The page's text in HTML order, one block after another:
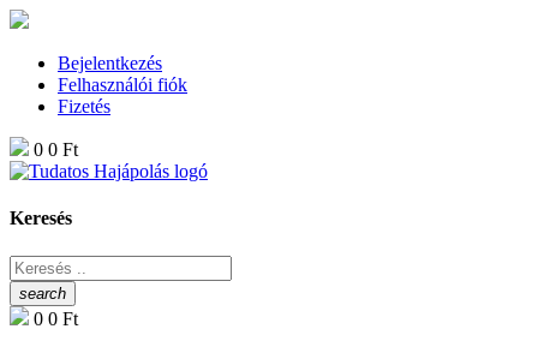
Bejelentkezés
Felhasználói fiók
Fizetés
0 0 Ft
Keresés
search
0 0 Ft